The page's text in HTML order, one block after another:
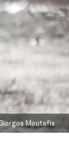
Moutafis